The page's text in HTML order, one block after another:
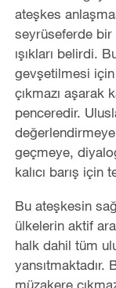
ateşkes
seyrüseferde bir
ışıkları belirdi.
gevşetilmesi
çıkmazı aşarak
penceredir.
geçmeye,
kalıcı barış için
Bu ateşkesin
ülkelerin aktif
halk dahil tüm
müzakere